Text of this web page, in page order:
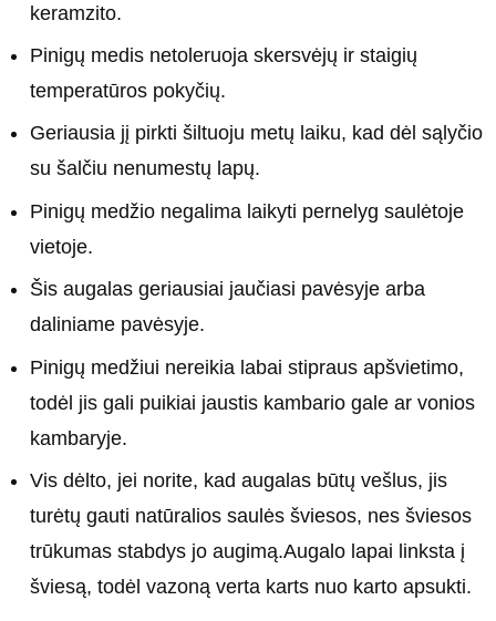
keramzito.
Pinigų medis netoleruoja skersvėjų ir staigių
temperatūros pokyčių.
Geriausia jį pirkti šiltuoju metų laiku, kad dėl sąlyčio
su šalčiu nenumestų lapų.
Pinigų medžio negalima laikyti pernelyg saulėtoje
vietoje.
Šis augalas geriausiai jaučiasi pavėsyje arba
daliniame pavėsyje.
Pinigų medžiui nereikia labai stipraus apšvietimo,
todėl jis gali puikiai jaustis kambario gale ar vonios
kambaryje.
Vis dėlto, jei norite, kad augalas būtų vešlus, jis
turėtų gauti natūralios saulės šviesos, nes šviesos
trūkumas stabdys jo augimą.Augalo lapai linksta į
šviesą, todėl vazoną verta karts nuo karto apsukti.